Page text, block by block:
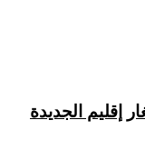
إقليم الجديدة